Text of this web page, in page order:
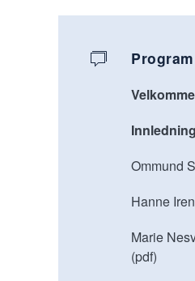
Program
Ommund
Hanne
Marie
(pdf)